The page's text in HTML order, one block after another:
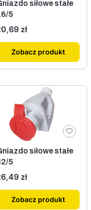
siłowe stałe
5
zł
Zobacz produkt
siłowe stałe
5
zł
Zobacz produkt